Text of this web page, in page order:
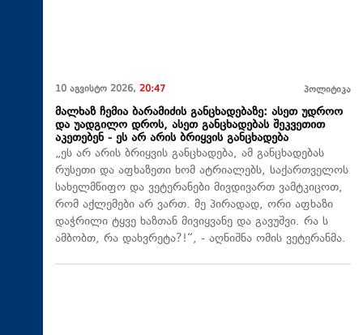
10 აგვისტო 2026, 20:47 პოლიტიკა
მალხაზ ჩემია ბარამიძის განცხადებაზე: ასეთ უდროო
და უადგილო დროს, ასეთ განცხადებას შეკვეთით
აკეთებენ - ეს არ არის ბრიყვის განცხადება
„ეს არ არის ბრიყვის განცხადება, ამ განცხადებას
რუსეთი და აფხაზეთი ხომ ატრიალებს, საქართველოს
სახელმწიფო და ვეტერანები მივდივართ ვამტკიცოთ,
რომ აქლემები არ ვართ. მე პირადად, ორი აფხაზი
დაჭრილი ტყვე ხაზთან მივიყვანე და გავუშვი. რა ს
ამბობთ, რა დახვრეტა?!“, - აღნიშნა ომის ვეტერანმა.